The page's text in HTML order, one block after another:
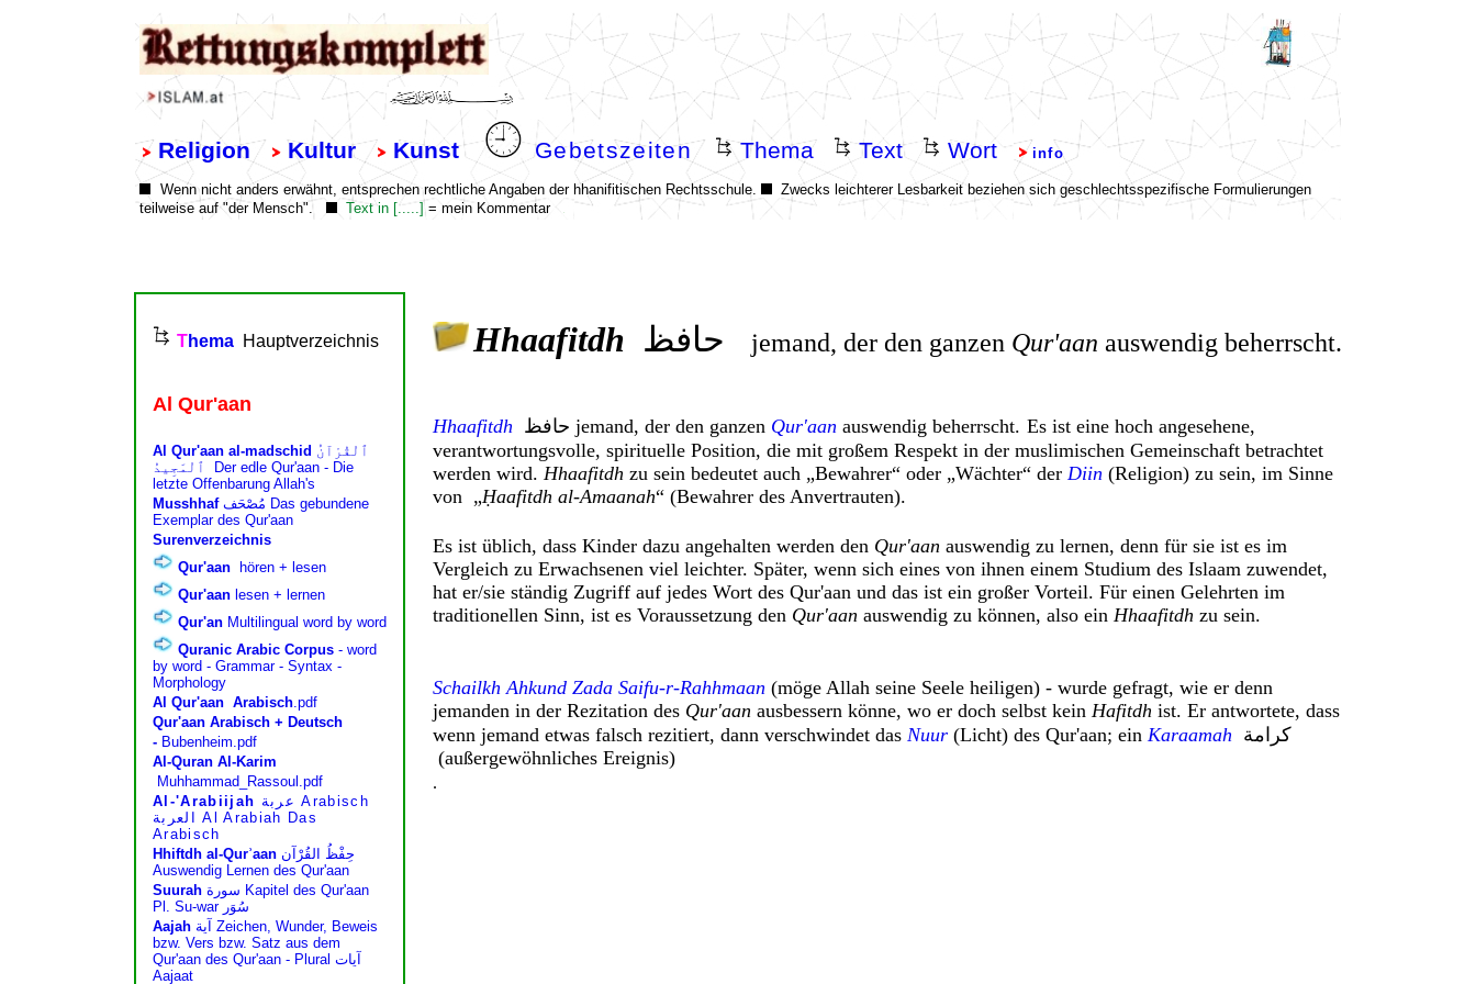
Hhaafitdh jemand, der den ganzen Qur'aan auswendig beherrscht.
Hhaafitdh حافظ jemand, der den ganzen Qur'aan auswendig beherrscht. Es ist eine hoch angesehene,
verantwortungsvolle, spirituelle Position, die mit großem Respekt in der muslimischen Gemeinschaft betrachtet
werden wird. Hhaafitdh zu sein bedeutet auch „Bewahrer“ oder „Wächter“ der Diin (Religion) zu sein, im Sinne
von „Ḥaafitdh al-Amaanah“ (Bewahrer des Anvertrauten).
Es ist üblich, dass Kinder dazu angehalten werden den Qur'aan auswendig zu lernen, denn für sie ist es im
Vergleich zu Erwachsenen viel leichter. Später, wenn sich eines von ihnen einem Studium des Islaam zuwendet,
hat er/sie ständig Zugriff auf jedes Wort des Qur'aan und das ist ein großer Vorteil. Für einen Gelehrten im
traditionellen Sinn, ist es Voraussetzung den Qur'aan auswendig zu können, also ein Hhaafitdh zu sein.
Schailkh Ahkund Zada Saifu-r-Rahhmaan (möge Allah seine Seele heiligen) - wurde gefragt, wie er denn
jemanden in der Rezitation des Qur'aan ausbessern könne, wo er doch selbst kein Hafitdh ist. Er antwortete, dass
wenn jemand etwas falsch rezitiert, dann verschwindet das Nuur (Licht) des Qur'aan; ein Karaamah كرامة
(außergewöhnliches Ereignis)
.